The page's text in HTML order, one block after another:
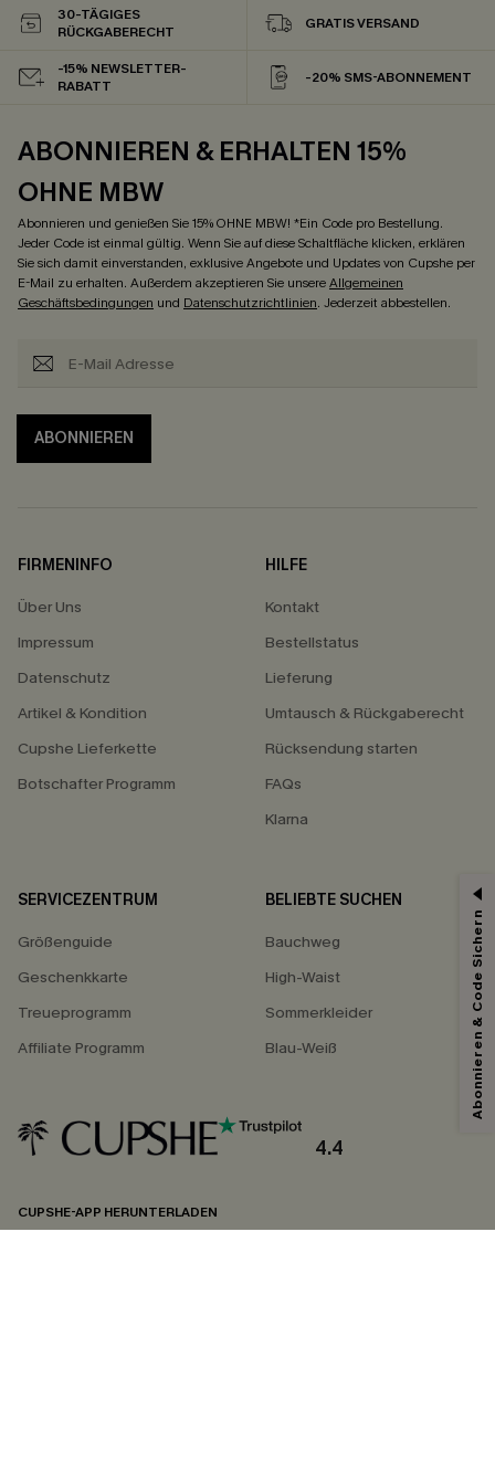
30-TÄGIGES
RÜCKGABERECHT
GRATIS VERSAND
-15% NEWSLETTER-
RABATT
-20% SMS-ABONNEMENT
ABONNIEREN & ERHALTEN 15%
OHNE MBW
Abonnieren und genießen Sie 15% OHNE MBW! *Ein Code pro Bestellung.
Jeder Code ist einmal gültig. Wenn Sie auf diese Schaltfläche klicken, erklären
Sie sich damit einverstanden, exklusive Angebote und Updates von Cupshe per
E-Mail zu erhalten. Außerdem akzeptieren Sie unsereAllgemeinen
Geschäftsbedingungen und Datenschutzrichtlinien. Jederzeit abbestellen.
ABONNIEREN
FIRMENINFO
Über Uns
Impressum
Datenschutz
Artikel & Kondition
Cupshe Lieferkette
Botschafter Programm
HILFE
Kontakt
Bestellstatus
Lieferung
Umtausch & Rückgaberecht
Rücksendung starten
FAQs
Klarna
SERVICEZENTRUM
Größenguide
Geschenkkarte
Treueprogramm
Affiliate Programm
BELIEBTE SUCHEN
Bauchweg
High-Waist
Sommerkleider
Blau-Weiß
4.4
CUPSHE-APP HERUNTERLADEN
15% ERHALTEN
15% ohne MBW für E-Mail-Abonnenten.
*Ein Code pro Bestellung. Jeder Code ist einmal gültig.
undDatenschutzbestimmungen. Sie können sich jederzeit abmelden.
Abonnieren & Code Sichern